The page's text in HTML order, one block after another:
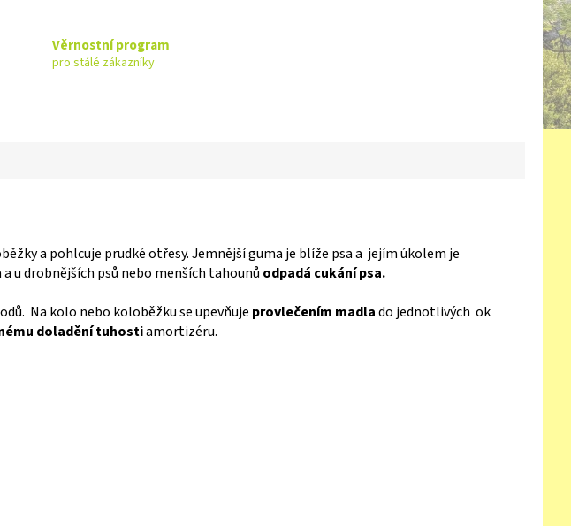
Věrnostní program
pro stálé zákazníky
a pohlcuje prudké otřesy. Jemnější guma je blíže psa a jejím úkolem je
a u drobnějších psů nebo menších tahounů odpadá cukání psa.
Na kolo nebo koloběžku se upevňuje provlečením madlado jednotlivých ok
doladění tuhostiamortizéru.